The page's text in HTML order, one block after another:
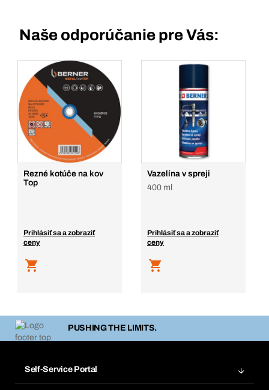
Naše odporúčanie pre Vás:
Rezné kotúče na kov
Top
Prihlásiť sa a zobraziť
ceny
Vazelína v spreji
400 ml
Prihlásiť sa a zobraziť
ceny
PUSHING THE LIMITS.
Self-Service Portal